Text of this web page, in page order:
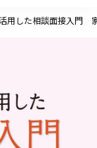
用した相談面接入門